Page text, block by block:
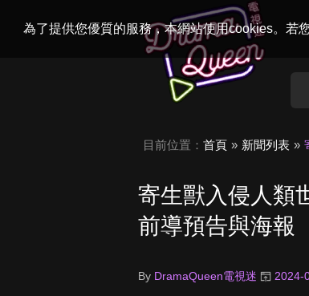
為了提供您優質的服務，本網站使用cookies。若
目前位置： 首頁 新聞列表
寄生獸入侵人類
前導預告與海報
By DramaQueen電視迷 2024-